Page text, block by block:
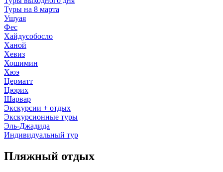
Туры на 8 марта
Ушуая
Фес
Хайдусобосло
Ханой
Хевиз
Хошимин
Хюэ
Церматт
Цюрих
Шарвар
Экскурсии + отдых
Экскурсионные туры
Эль-Джадида
Индивидуальный тур
Пляжный отдых